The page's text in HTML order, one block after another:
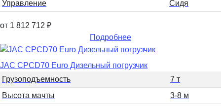
Управление
Сидя
от 1 812 712 ₽
Подробнее
JAC CPCD70 Euro Дизельный погрузчик
Грузоподъемность
7 т
Высота мачты
3-8 м